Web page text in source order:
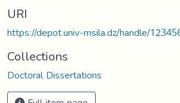
URI
https://depot.univ-msila.dz/handle/
Collections
Doctoral Dissertations